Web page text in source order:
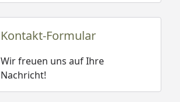
Kontakt-Formular
Wir freuen uns auf Ihre
Nachricht!